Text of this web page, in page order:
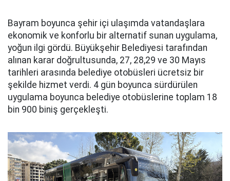
Bayram boyunca şehir içi ulaşımda vatandaşlara
ekonomik ve konforlu bir alternatif sunan uygulama,
yoğun ilgi gördü. Büyükşehir Belediyesi tarafından
alınan karar doğrultusunda, 27, 28,29 ve 30 Mayıs
tarihleri arasında belediye otobüsleri ücretsiz bir
şekilde hizmet verdi. 4 gün boyunca sürdürülen
uygulama boyunca belediye otobüslerine toplam 18
bin 900 biniş gerçekleşti.